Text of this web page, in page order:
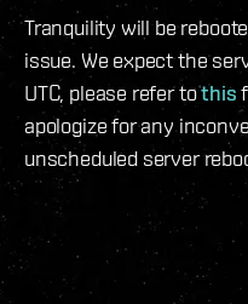
Tranquility will be
issue. We expect the
UTC, please refer tothis
apologize for any
unscheduled server